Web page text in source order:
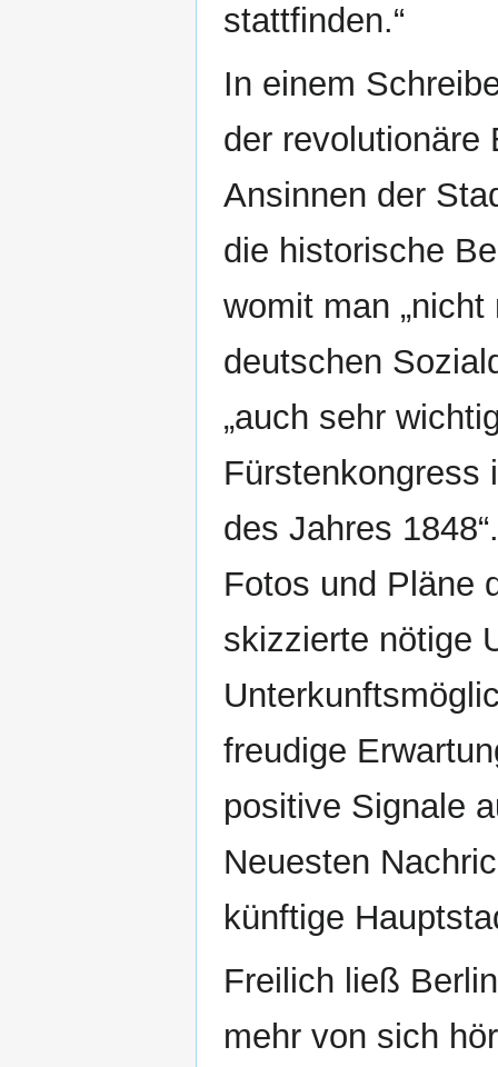
stattfinden.“
In einem
der revolutionäre
Ansinnen der
die historische
womit man
deutschen
„auch sehr
Fürstenkongress
des Jahres
Fotos und Pläne
skizzierte nötige
freudige
positive Signale
Neuesten
künftige
Freilich ließ
mehr von sich